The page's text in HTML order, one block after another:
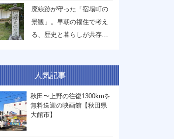
前イービーンズ【宮城県仙
台市】
廃線跡が守った「宿場町の
景観」。早朝の福住で考え
る、歴史と暮らしが共存す
人気記事
秋田〜上野の往復1300kmを
無料送迎の映画館【秋田県
大館市】